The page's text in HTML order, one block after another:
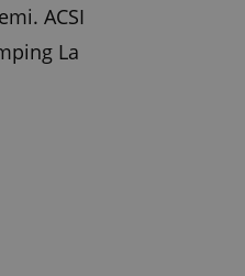
ACSI
La